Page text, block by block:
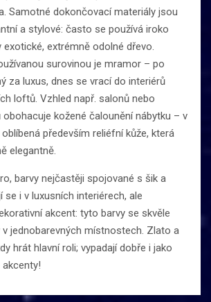
Samotné dokončovací materiály jsou
a stylové: často se používá iroko
extrémně odolné dřevo.
surovinou je mramor – po
za luxus, dnes se vrací do interiérů
loftů. Vzhled např. salonů nebo
kožené čalounění nábytku – v
především reliéfní kůže, která
elegantně.
barvy nejčastěji spojované s šik a
se i v luxusních interiérech, ale
akcent: tyto barvy se skvěle
jednobarevných místnostech. Zlato a
hrát hlavní roli; vypadají dobře i jako